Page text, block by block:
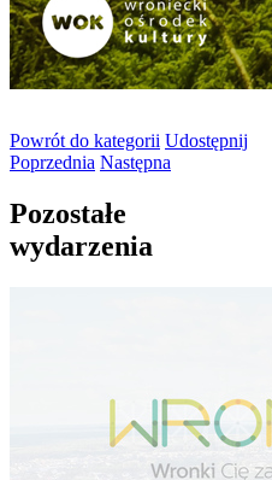
Powrót do kategorii Udostępnij
Poprzednia Następna
Pozostałe
wydarzenia